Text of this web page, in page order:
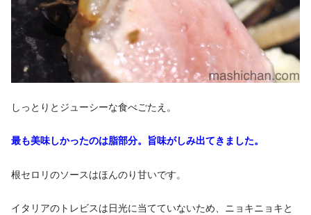
しっとりとジューシーな食べごたえ。
最も美味しかったのは脂部分。旨味がしみ出てきました。
根セロリのソースはほんのり甘いです。
イタリアのトレビスは日光に当てていないため、ニョキニョキと